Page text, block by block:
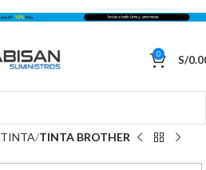
0 S/
TINTA TINTA BROTHER